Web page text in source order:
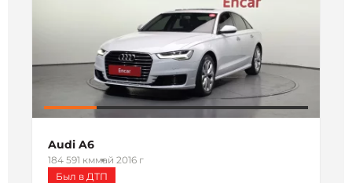
Audi A6
184 591 кммай 2016 г
Был в ДТП